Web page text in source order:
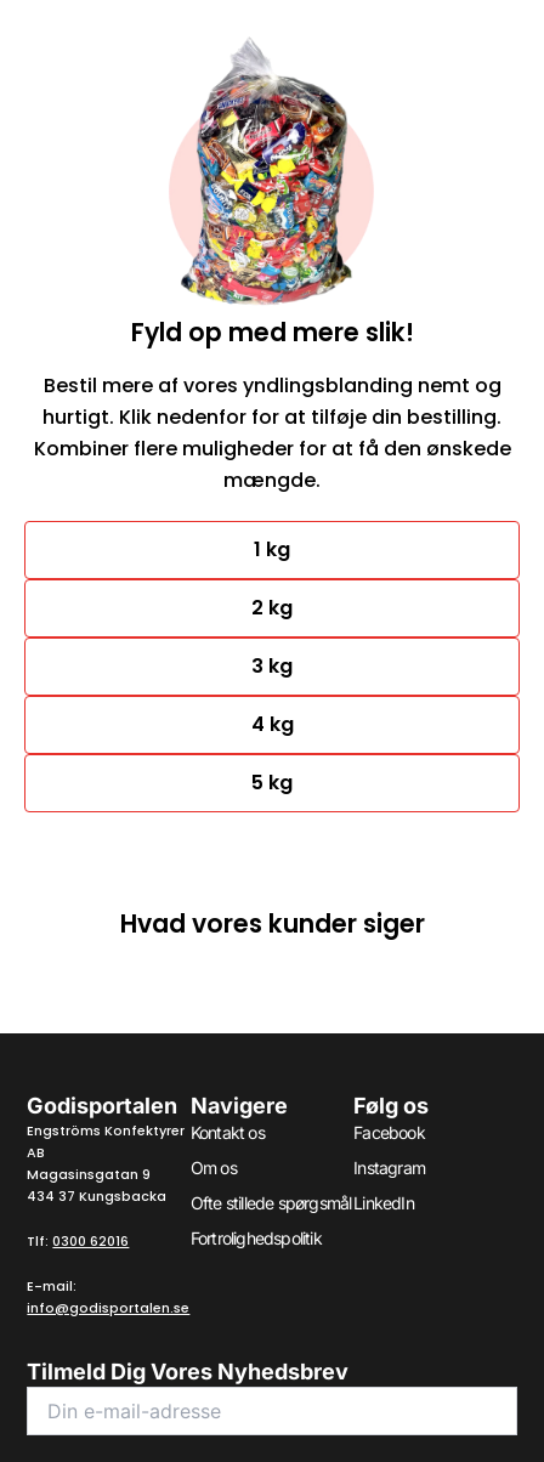
Fyld op med mere slik!
Bestil mere af vores yndlingsblanding nemt og
hurtigt. Klik nedenfor for at tilføje din bestilling.
Kombiner flere muligheder for at få den ønskede
mængde.
1 kg
2 kg
3 kg
4 kg
5 kg
Hvad vores kunder siger
Godisportalen
Engströms Konfektyrer
AB
Magasinsgatan 9
434 37 Kungsbacka
Tlf:0300 62016
E-mail:
info@godisportalen.se
Navigere
Kontakt os
Om os
Ofte stillede spørgsmål
Fortrolighedspolitik
Følg os
Facebook
Instagram
LinkedIn
Tilmeld Dig Vores Nyhedsbrev